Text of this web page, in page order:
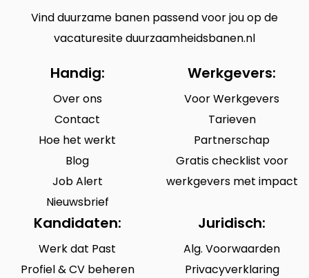
Vind duurzame banen passend voor jou op de
vacaturesite duurzaamheidsbanen.nl
Handig:
Over ons
Contact
Hoe het werkt
Blog
Job Alert
Nieuwsbrief
Werkgevers:
Voor Werkgevers
Tarieven
Partnerschap
Gratis checklist voor
werkgevers met impact
Kandidaten:
Werk dat Past
Profiel & CV beheren
Juridisch:
Alg. Voorwaarden
Privacyverklaring